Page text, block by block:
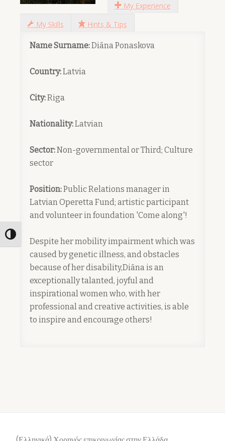
Toggle High Contrast
My Experience
My Skills
Hints & Tips
Name Surname:Diāna Ponaskova
Country:Latvia
City:Riga
Nationality:Latvian
Sector:Non-governmental or Third; Culture
sector
Position:Public Relations manager in
Latvian Operetta Fund; artistic participant
and volunteer in foundation 'Come along'!
Despite her mobility impairment which was
caused by genetic illness, and obstacles
because of her disability,Diāna is an
exceptionally talanted, joyful and
inspirational women who, with her
professional and creative activities, is able
to inspire and encourage others!